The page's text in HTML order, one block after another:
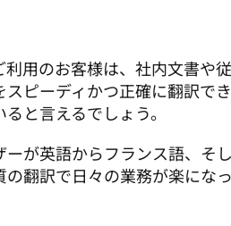
用のお客様は、社内文書や
スピーディかつ正確に翻訳で
と言えるでしょう。
が英語からフランス語、そ
翻訳で日々の業務が楽にな